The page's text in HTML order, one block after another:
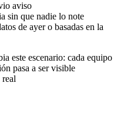
aviso
sin que nadie lo note
de ayer o basadas en la
este escenario: cada equipo
pasa a ser visible